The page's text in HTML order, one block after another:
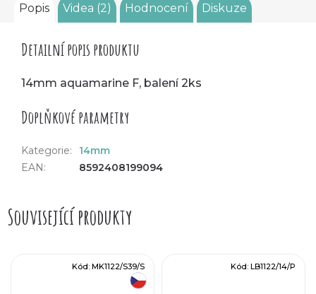
Popis Videa (2) Hodnocení Diskuze
Detailní popis produktu
14mm aquamarine F, balení 2ks
Doplňkové parametry
Kategorie:
14mm
EAN: 8592408199094
Související produkty
Kód: MK1122/S39/S Kód: LB1122/14/P